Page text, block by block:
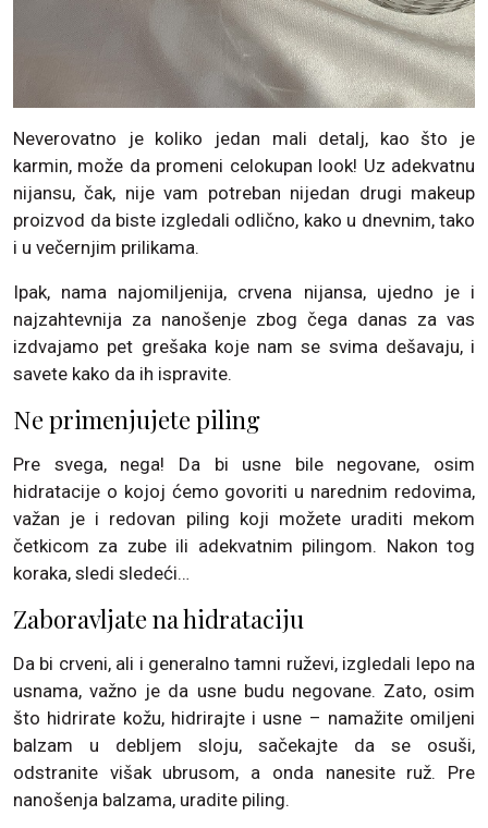
Neverovatno je koliko jedan mali detalj, kao što je
karmin, može da promeni celokupan look! Uz adekvatnu
nijansu, čak, nije vam potreban nijedan drugi makeup
proizvod da biste izgledali odlično, kako u dnevnim, tako
i u večernjim prilikama.
Ipak, nama najomiljenija, crvena nijansa, ujedno je i
najzahtevnija za nanošenje zbog čega danas za vas
izdvajamo pet grešaka koje nam se svima dešavaju, i
savete kako da ih ispravite.
Ne primenjujete piling
Pre svega, nega! Da bi usne bile negovane, osim
hidratacije o kojoj ćemo govoriti u narednim redovima,
važan je i redovan piling koji možete uraditi mekom
četkicom za zube ili adekvatnim pilingom. Nakon tog
koraka, sledi sledeći…
Zaboravljate na hidrataciju
Da bi crveni, ali i generalno tamni ruževi, izgledali lepo na
usnama, važno je da usne budu negovane. Zato, osim
što hidrirate kožu, hidrirajte i usne – namažite omiljeni
balzam u debljem sloju, sačekajte da se osuši,
odstranite višak ubrusom, a onda nanesite ruž. Pre
nanošenja balzama, uradite piling.